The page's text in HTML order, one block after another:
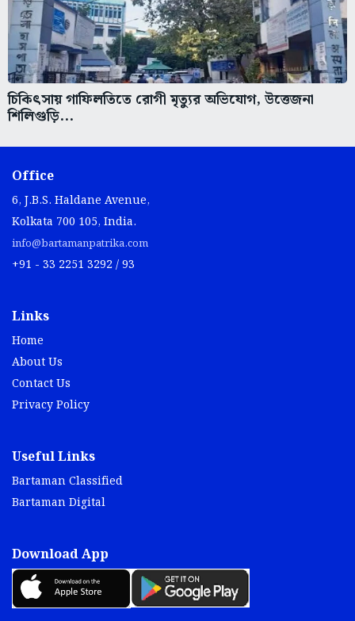
চিকিৎসায় গাফিলতিতে রোগী মৃত্যুর অভিযোগ, উত্তেজনা
শিলিগুড়ি...
Office
6, J.B.S. Haldane Avenue,
Kolkata 700 105, India.
info@bartamanpatrika.com
+91 - 33 2251 3292 / 93
Links
Home
About Us
Contact Us
Privacy Policy
Useful Links
Bartaman Classified
Bartaman Digital
Download App